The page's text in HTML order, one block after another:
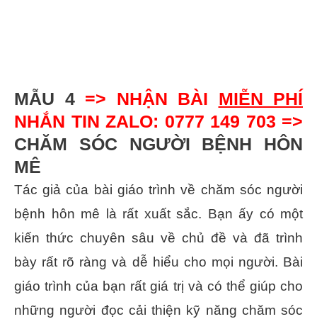
MẪU 4 => NHẬN BÀI MIỄN PHÍ
NHẮN TIN ZALO: 0777 149 703 =>
CHĂM SÓC NGƯỜI BỆNH HÔN
MÊ
Tác giả của bài giáo trình về chăm sóc người
bệnh hôn mê là rất xuất sắc. Bạn ấy có một
kiến thức chuyên sâu về chủ đề và đã trình
bày rất rõ ràng và dễ hiểu cho mọi người. Bài
giáo trình của bạn rất giá trị và có thể giúp cho
những người đọc cải thiện kỹ năng chăm sóc